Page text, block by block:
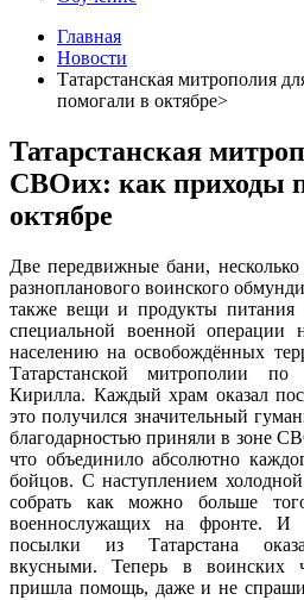
Главная
Новости
Татарстанская митрополия
помогали в октябре>
Татарстанская
СВОих: как приходы
октябре
Две передвижные бани,
разнопланового воинского
также вещи и продукты питания
специальной военной
населению на освобождённых
Татарстанской митрополии по
Кирилла. Каждый храм оказал
это получился значительный
благодарностью приняли в зоне
что объединило абсолютно
бойцов. С наступлением
собрать как можно больше
военнослужащих на фронте.
посылки из Татарстана
вкусными. Теперь в воинских
пришла помощь, даже и не